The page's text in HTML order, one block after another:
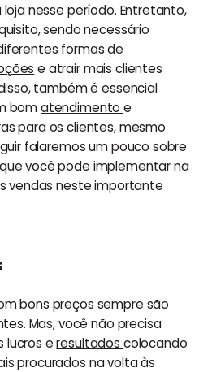
nesse período. Entretanto,
sendo necessário
formas de
e atrair mais clientes
também é essencial
bomatendimentoe
para os clientes, mesmo
falaremos um pouco sobre
você pode implementar na
vendas neste importante
bons preços sempre são
Mas, você não precisa
lucros eresultados colocando
procurados na volta às